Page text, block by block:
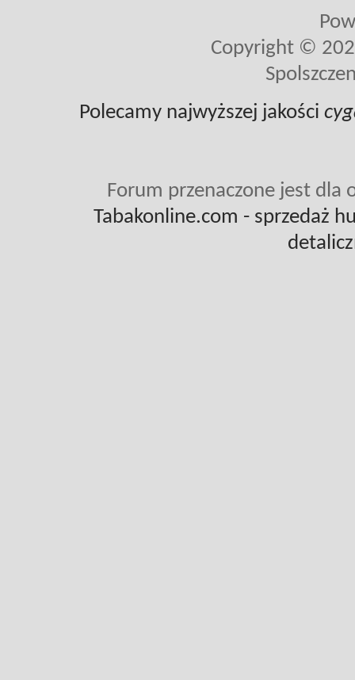
Copyright ©
Polecamy najwyższej jakości
Forum przenaczone jest dla
Tabakonline.com - sprzedaż